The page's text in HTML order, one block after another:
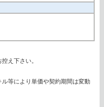
え下さい。
等により単価や契約期間は変動